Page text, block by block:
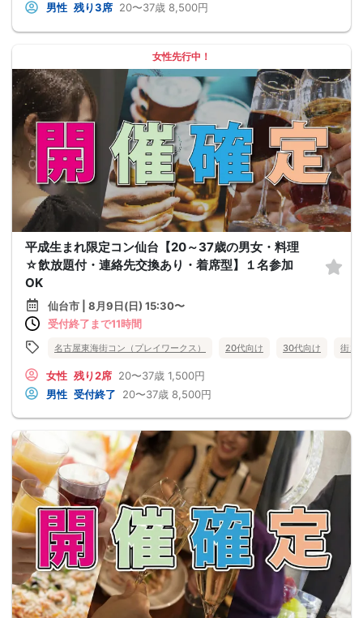
男性 残り3席 20〜37歳 8,500円
女性先行中！
平成生まれ限定コン仙台【20～37歳の男女・料理
☆飲放題付・連絡先交換あり・着席型】１名参加
OK
仙台市 | 8月9日(日) 15:30〜
受付終了まで11時間
名古屋東海街コン（プレイワークス） 20代向け 30代向け 街コ
女性 残り2席 20〜37歳 1,500円
男性 受付終了 20〜37歳 8,500円